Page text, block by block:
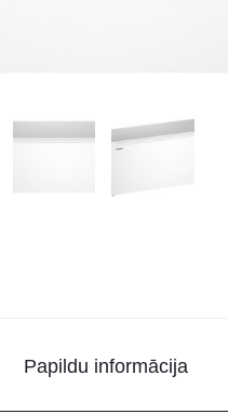
Papildu informācija